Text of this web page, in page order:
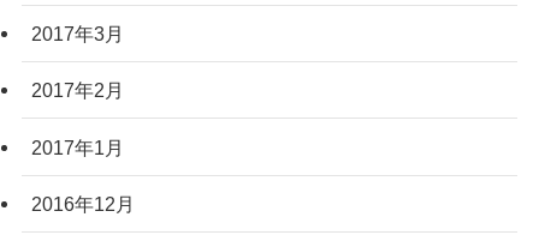
2017年3月
2017年2月
2017年1月
2016年12月